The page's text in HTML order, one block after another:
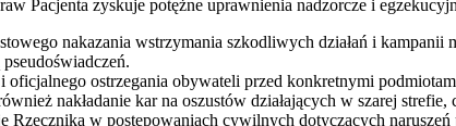
Pacjenta zyskuje potężne uprawnienia nadzorcze i
nakazania wstrzymania szkodliwych działań i
ostrzegania obywateli przed konkretnymi
nakładanie kar na oszustów działających w szarej
Rzecznika w postępowaniach cywilnych dotyczących